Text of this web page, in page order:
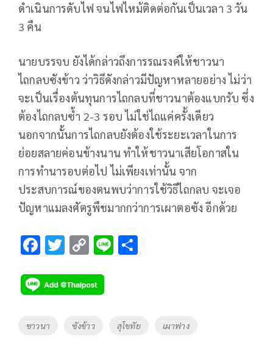
ดำเนินการดับไฟ จนไฟไหม้ติดต่อกันเป็นเวลา 3 วัน
3 คืน
นายบรรจบ ยังได้กล่าวถึงการรณรงค์ให้ชาวนา
ไถกลบซังข้าว ว่าวิธีดังกล่าวมีปัญหาหลายอย่าง ไม่ว่า
จะเป็นเรื่องต้นทุนการไถกลบที่ชาวนาต้องแบกรับ ซึ่ง
ต้องไถกลบซ้ำ 2-3 รอบ ไม่ใช่ไถแค่ครั้งเดียว
นอกจากนั้นการไถกลบยังต้องใช้ระยะเวลาในการ
ย่อยสลายค่อนข้างนาน ทำให้ชาวนาเสียโอกาสใน
การทำนารอบต่อไป ไม่เพียงเท่านั้น จาก
ประสบการณ์ของตนพบว่าการใช้วิธีไถกลบ จะเจอ
ปัญหาแมลงศัตรูพืชมากกว่าการเผาตอซัง อีกด้วย
F
e
b
o
T
tt
er
C
p
y
Li
Li
Tags
ชาวนา ซังข้าว สุโขทัย เผาฟาง